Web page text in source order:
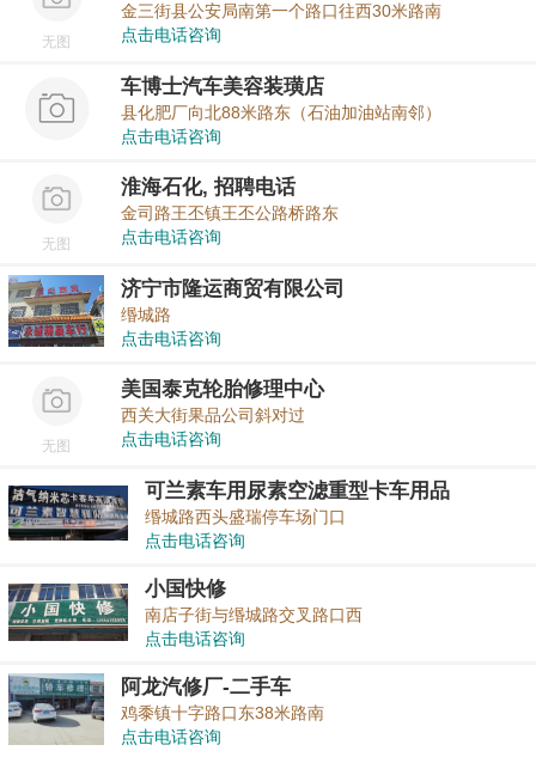
无图
金三街县公安局南第一个路口往西30米路南
点击电话咨询
车博士汽车美容装璜店
县化肥厂向北88米路东（石油加油站南邻）
点击电话咨询
无图
淮海石化, 招聘电话
金司路王丕镇王丕公路桥路东
点击电话咨询
济宁市隆运商贸有限公司
缗城路
点击电话咨询
无图
美国泰克轮胎修理中心
西关大街果品公司斜对过
点击电话咨询
可兰素车用尿素空滤重型卡车用品
缗城路西头盛瑞停车场门口
点击电话咨询
小国快修
南店子街与缗城路交叉路口西
点击电话咨询
阿龙汽修厂-二手车
鸡黍镇十字路口东38米路南
点击电话咨询